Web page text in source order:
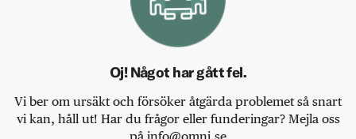
Oj! Något har gått fel.
Vi ber om ursäkt och försöker åtgärda problemet så snart
vi kan, håll ut! Har du frågor eller funderingar? Mejla oss